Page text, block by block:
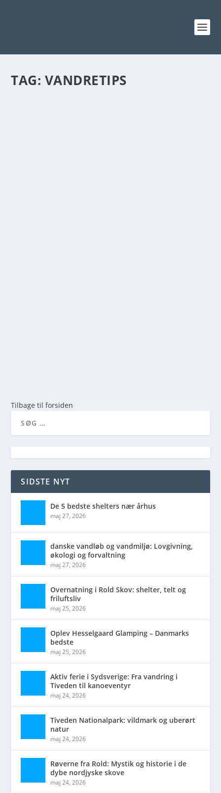
TAG: VANDRETIPS
Tilbage til forsiden
SIDSTE NYT
De 5 bedste shelters nær århus
maj 27, 2026
danske vandløb og vandmiljø: Lovgivning,
økologi og forvaltning
maj 27, 2026
Overnatning i Rold Skov: shelter, telt og
friluftsliv
maj 25, 2026
Oplev Hesselgaard Glamping – Danmarks
bedste
maj 25, 2026
Aktiv ferie i Sydsverige: Fra vandring i
Tiveden til kanoeventyr
maj 24, 2026
Tiveden Nationalpark: vildmark og uberørt
natur
maj 24, 2026
Røverne fra Rold: Mystik og historie i de
dybe nordjyske skove
maj 24, 2026